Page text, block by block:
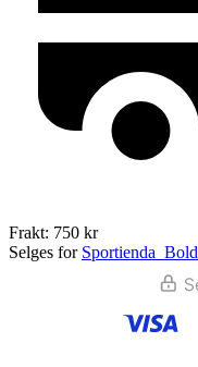
Frakt: 750 kr
Selges for Sportienda_Bold